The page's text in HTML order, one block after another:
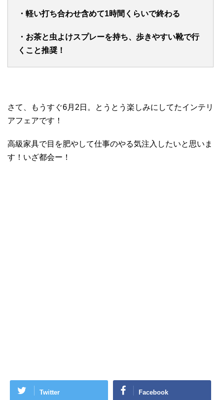
・軽い打ち合わせ含めて1時間くらいで終わる
・お茶と虫よけスプレーを持ち、歩きやすい靴で行
くこと推奨！
さて、もうすぐ6月2日。とうとう楽しみにしてたインテリ
アフェアです！
高級家具で目を肥やして仕事のやる気注入したいと思いま
す！いざ都会ー！
Twitter Facebook